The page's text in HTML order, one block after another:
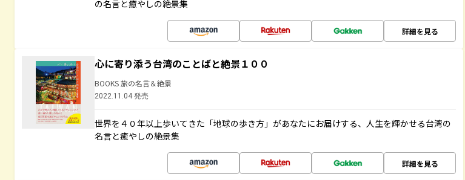
の名言と癒やしの絶景集
詳細を見る
心に寄り添う台湾のことばと絶景１００
BOOKS 旅の名言＆絶景
2022.11.04 発売
世界を４０年以上歩いてきた「地球の歩き方」があなたにお届けする、人生を輝かせる台湾の
名言と癒やしの絶景集
詳細を見る